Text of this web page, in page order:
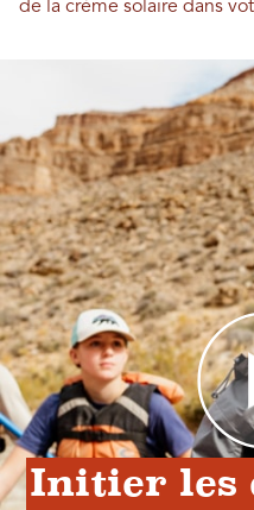
de la crème solaire dans
Initier les